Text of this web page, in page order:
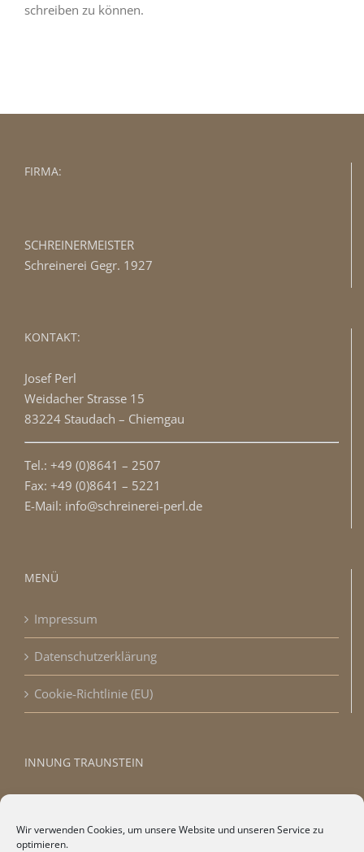
Wir verwenden Cookies, um unsere Website und unseren Service zu
optimieren.
schreiben zu können.
FIRMA:
SCHREINERMEISTER
Schreinerei Gegr. 1927
KONTAKT:
Josef Perl
Weidacher Strasse 15
83224 Staudach – Chiemgau
Tel.: +49 (0)8641 – 2507
Fax: +49 (0)8641 – 5221
E-Mail: info@schreinerei-perl.de
MENÜ
Impressum
Datenschutzerklärung
Cookie-Richtlinie (EU)
INNUNG TRAUNSTEIN